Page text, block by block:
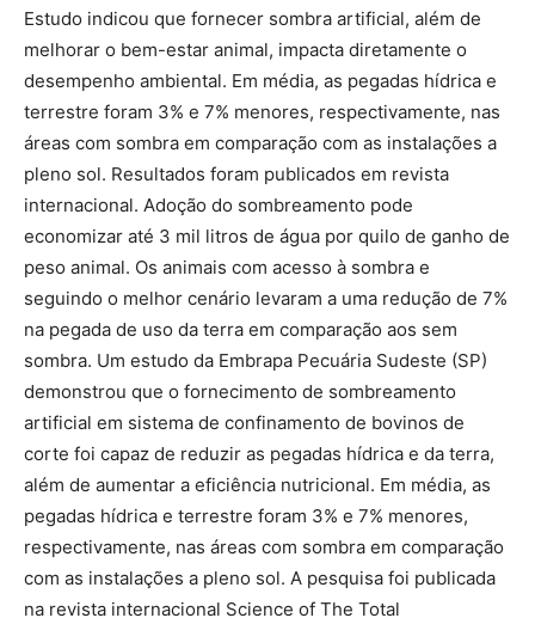
Estudo indicou que fornecer sombra artificial, além de
melhorar o bem-estar animal, impacta diretamente o
desempenho ambiental. Em média, as pegadas hídrica e
terrestre foram 3% e 7% menores, respectivamente, nas
áreas com sombra em comparação com as instalações a
pleno sol. Resultados foram publicados em revista
internacional. Adoção do sombreamento pode
economizar até 3 mil litros de água por quilo de ganho de
peso animal. Os animais com acesso à sombra e
seguindo o melhor cenário levaram a uma redução de 7%
na pegada de uso da terra em comparação aos sem
sombra. Um estudo da Embrapa Pecuária Sudeste (SP)
demonstrou que o fornecimento de sombreamento
artificial em sistema de confinamento de bovinos de
corte foi capaz de reduzir as pegadas hídrica e da terra,
além de aumentar a eficiência nutricional. Em média, as
pegadas hídrica e terrestre foram 3% e 7% menores,
respectivamente, nas áreas com sombra em comparação
com as instalações a pleno sol. A pesquisa foi publicada
na revista internacional Science of The Total